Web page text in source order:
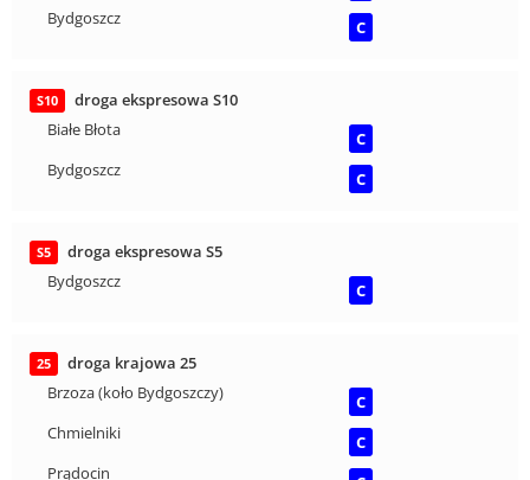
Bydgoszcz
C
S10
droga ekspresowa S10
Białe Błota
C
Bydgoszcz
C
S5
droga ekspresowa S5
Bydgoszcz
C
25
droga krajowa 25
Brzoza (koło Bydgoszczy)
C
Chmielniki
C
Prądocin